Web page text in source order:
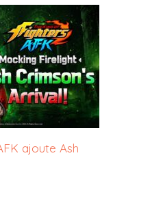
ajoute Ash